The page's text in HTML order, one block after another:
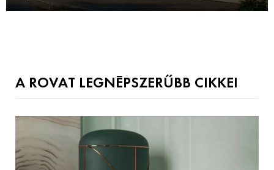
A ROVAT LEGNÉPSZERŰBB CIKKEI